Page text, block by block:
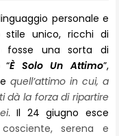
personale e
stile unico, ricchi di
fosse una sorta di
“È Solo Un Attimo”,
quell’attimo in cui, a
dà la forza di ripartire
. Il 24 giugno esce
serena e